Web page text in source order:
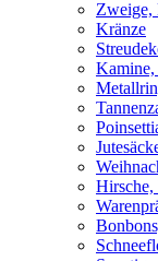
Zweige,
Kränze
Hirsche,